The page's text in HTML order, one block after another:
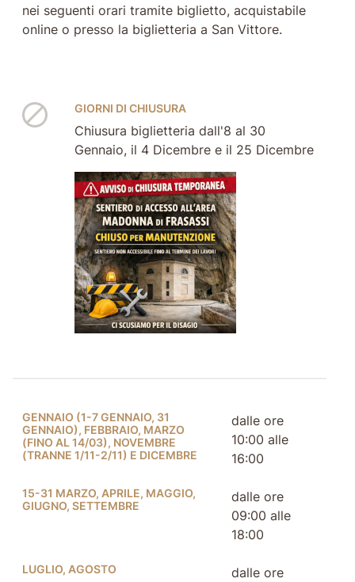
nei seguenti orari tramite biglietto, acquistabile
online o presso la biglietteria a San Vittore.
GIORNI DI CHIUSURA
Chiusura biglietteria dall'8 al 30
Gennaio, il 4 Dicembre e il 25 Dicembre
GENNAIO (1-7 GENNAIO, 31
GENNAIO), FEBBRAIO, MARZO
(FINO AL 14/03), NOVEMBRE
(TRANNE 1/11-2/11) E DICEMBRE
dalle ore
10:00 alle
16:00
15-31 MARZO, APRILE, MAGGIO,
GIUGNO, SETTEMBRE
dalle ore
09:00 alle
18:00
LUGLIO, AGOSTO
dalle ore